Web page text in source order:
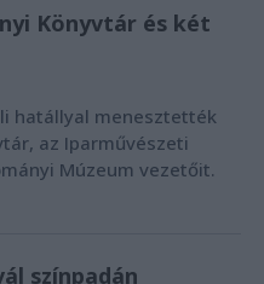
Könyvtár és két
hatállyal menesztették
az Iparművészeti
Múzeum vezetőit.
színpadán